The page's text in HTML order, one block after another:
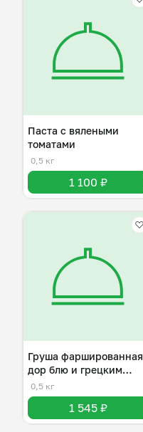
Паста с вялеными
томатами
0,5 кг
1 100 ₽
Груша фаршированная
дор блю и грецким
орехом
0,5 кг
1 545 ₽